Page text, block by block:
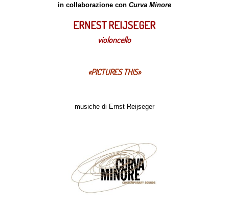
in collaborazione con Curva Minore
ERNEST REIJSEGER
violoncello
«PICTURES THIS»
musiche di Ernst Reijseger